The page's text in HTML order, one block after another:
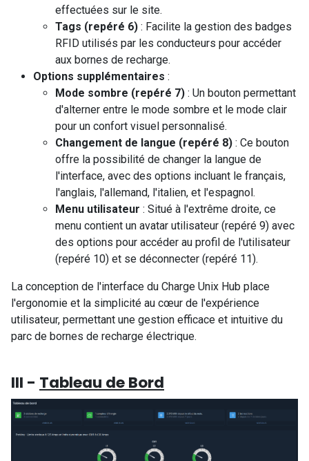
effectuées sur le site.
Tags (repéré 6) : Facilite la gestion des badges
RFID utilisés par les conducteurs pour accéder
aux bornes de recharge.
Options supplémentaires :
Mode sombre (repéré 7) : Un bouton permettant
d'alterner entre le mode sombre et le mode clair
pour un confort visuel personnalisé.
Changement de langue (repéré 8) : Ce bouton
offre la possibilité de changer la langue de
l'interface, avec des options incluant le français,
l'anglais, l'allemand, l'italien, et l'espagnol.
Menu utilisateur : Situé à l'extrême droite, ce
menu contient un avatar utilisateur (repéré 9) avec
des options pour accéder au profil de l'utilisateur
(repéré 10) et se déconnecter (repéré 11).
La conception de l'interface du Charge Unix Hub place
l'ergonomie et la simplicité au cœur de l'expérience
utilisateur, permettant une gestion efficace et intuitive du
parc de bornes de recharge électrique.
III - Tableau de Bord